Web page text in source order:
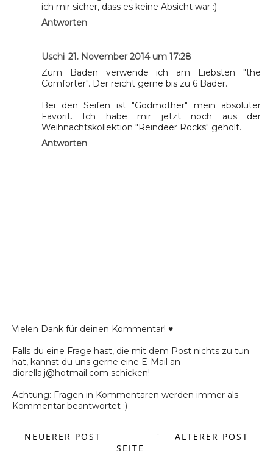
ich mir sicher, dass es keine Absicht war :)
Antworten
Uschi 21. November 2014 um 17:28
Zum Baden verwende ich am Liebsten "the
Comforter". Der reicht gerne bis zu 6 Bäder.
Bei den Seifen ist "Godmother" mein absoluter
Favorit. Ich habe mir jetzt noch aus der
Weihnachtskollektion "Reindeer Rocks" geholt.
Antworten
Vielen Dank für deinen Kommentar! ♥
Falls du eine Frage hast, die mit dem Post nichts zu tun
hat, kannst du uns gerne eine E-Mail an
diorella.j@hotmail.com schicken!
Achtung: Fragen in Kommentaren werden immer als
Kommentar beantwortet :)
NEUERER POST ÄLTERER POST
START
SEITE